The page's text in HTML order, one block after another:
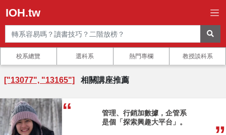
IOH.tw
校系總覽 選科系 熱門專欄 教授談科系
["13077", "13165"] 相關講座推薦
管理、行銷加數據，企管系
是個「探索興趣大平台」。